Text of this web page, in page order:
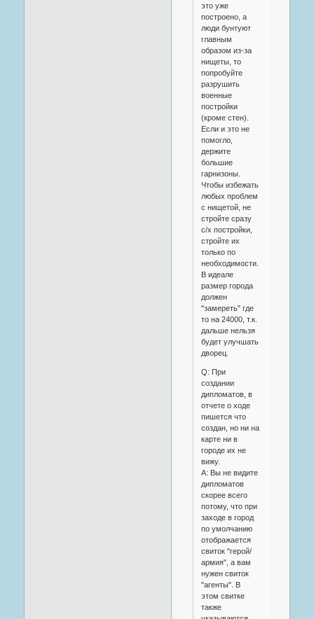
это уже
построено, а
люди бунтуют
главным
образом из-за
нищеты, то
попробуйте
разрушить
военные
постройки
(кроме стен).
Если и это не
помогло,
держите
большие
гарнизоны.
Чтобы избежать
любых проблем
с нищетой, не
стройте сразу
с/х постройки,
стройте их
только по
необходимости.
В идеале
размер города
должен
"замереть" где
то на 24000, т.к.
дальше нельзя
будет улучшать
дворец.
Q: При
создании
дипломатов, в
отчете о ходе
пишется что
создан, но ни на
карте ни в
городе их не
вижу.
A: Вы не видите
дипломатов
скорее всего
потому, что при
заходе в город
по умолчанию
отображается
свиток "герой/
армия", а вам
нужен свиток
"агенты". В
этом свитке
также